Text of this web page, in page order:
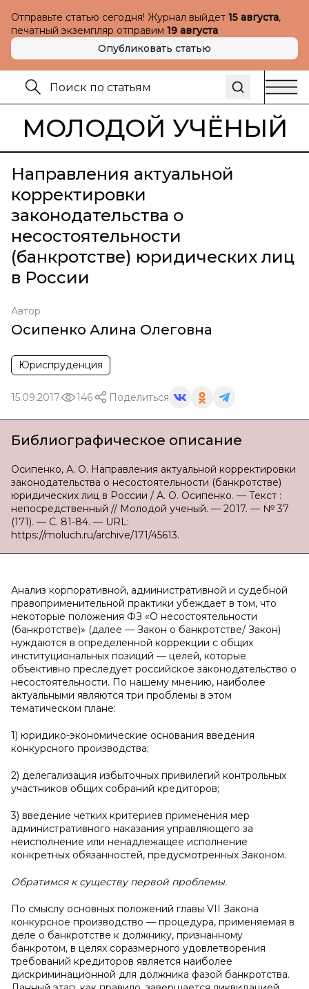
Отправьте статью сегодня! Журнал выйдет 15 августа,
печатный экземпляр отправим 19 августа
Опубликовать статью
МОЛОДОЙ УЧЁНЫЙ
Направления актуальной
корректировки
законодательства о
несостоятельности
(банкротстве) юридических лиц
в России
Автор
Осипенко Алина Олеговна
Юриспруденция
15.09.2017 146 Поделиться
Библиографическое описание
Осипенко, А. О. Направления актуальной корректировки
законодательства о несостоятельности (банкротстве)
юридических лиц в России / А. О. Осипенко. — Текст :
непосредственный // Молодой ученый. — 2017. — № 37
(171). — С. 81-84. — URL:
https://moluch.ru/archive/171/45613.
Анализ корпоративной, административной и судебной
правоприменительной практики убеждает в том, что
некоторые положения ФЗ «О несостоятельности
(банкротстве)» (далее — Закон о банкротстве/ Закон)
нуждаются в определенной коррекции с общих
институциональных позиций — целей, которые
объективно преследует российское законодательство о
несостоятельности. По нашему мнению, наиболее
актуальными являются три проблемы в этом
тематическом плане:
1) юридико-экономические основания введения
конкурсного производства;
2) делегализация избыточных привилегий контрольных
участников общих собраний кредиторов;
3) введение четких критериев применения мер
административного наказания управляющего за
неисполнение или ненадлежащее исполнение
конкретных обязанностей, предусмотренных Законом.
Обратимся к существу первой проблемы.
По смыслу основных положений главы VII Закона
конкурсное производство — процедура, применяемая в
деле о банкротстве к должнику, признанному
банкротом, в целях соразмерного удовлетворения
требований кредиторов является наиболее
дискриминационной для должника фазой банкротства.